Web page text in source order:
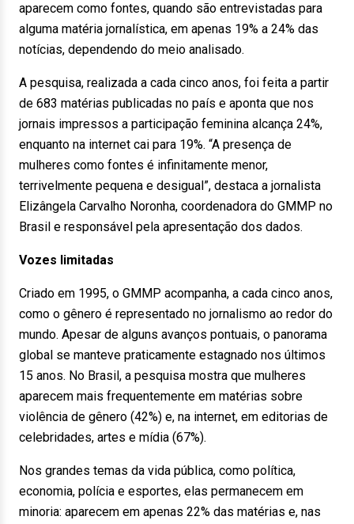
aparecem como fontes, quando são entrevistadas para
alguma matéria jornalística, em apenas 19% a 24% das
notícias, dependendo do meio analisado.
A pesquisa, realizada a cada cinco anos, foi feita a partir
de 683 matérias publicadas no país e aponta que nos
jornais impressos a participação feminina alcança 24%,
enquanto na internet cai para 19%. “A presença de
mulheres como fontes é infinitamente menor,
terrivelmente pequena e desigual”, destaca a jornalista
Elizângela Carvalho Noronha, coordenadora do GMMP no
Brasil e responsável pela apresentação dos dados.
Vozes limitadas
Criado em 1995, o GMMP acompanha, a cada cinco anos,
como o gênero é representado no jornalismo ao redor do
mundo. Apesar de alguns avanços pontuais, o panorama
global se manteve praticamente estagnado nos últimos
15 anos. No Brasil, a pesquisa mostra que mulheres
aparecem mais frequentemente em matérias sobre
violência de gênero (42%) e, na internet, em editorias de
celebridades, artes e mídia (67%).
Nos grandes temas da vida pública, como política,
economia, polícia e esportes, elas permanecem em
minoria: aparecem em apenas 22% das matérias e, nas